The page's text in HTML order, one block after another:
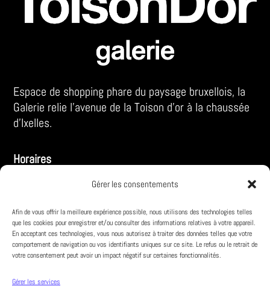
Gérer les consentements
Afin de vous offrir la meilleure expérience possible, nous utilisons des technologies telles
que les cookies pour enregistrer et/ou consulter des informations relatives à votre appareil.
En acceptant ces technologies, vous nous autorisez à traiter des données telles que votre
comportement de navigation ou vos identifiants uniques sur ce site. Le refus ou le retrait de
votre consentement peut avoir un impact négatif sur certaines fonctionnalités.
Gérer les services
Espace de shopping phare du paysage bruxellois, la
Galerie relie l’avenue de la Toison d’or à la chaussée
d’Ixelles.
Horaires
VE :10:00 – 19:00
Infos pratiques
À propos